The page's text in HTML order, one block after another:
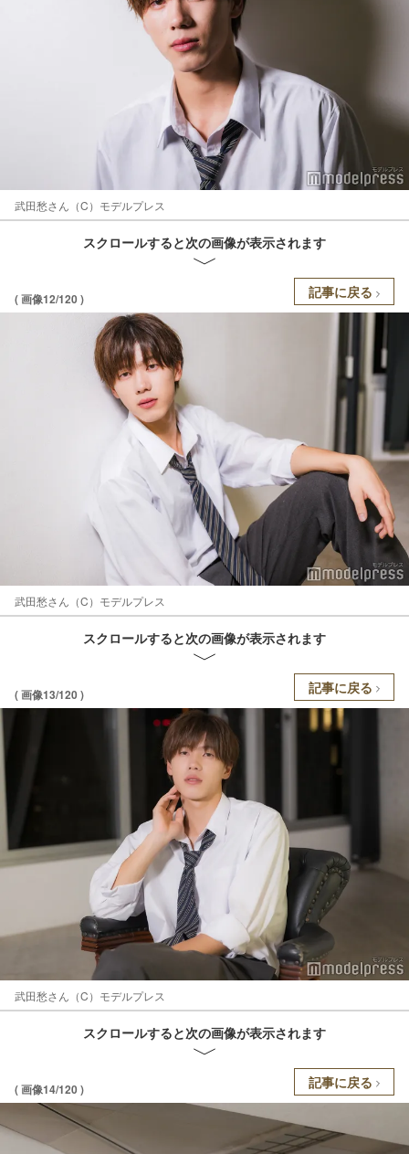
武田愁さん（C）モデルプレス
スクロールすると次の画像が表示されます
( 画像12/120 ) 記事に戻る
武田愁さん（C）モデルプレス
スクロールすると次の画像が表示されます
( 画像13/120 ) 記事に戻る
武田愁さん（C）モデルプレス
スクロールすると次の画像が表示されます
( 画像14/120 ) 記事に戻る